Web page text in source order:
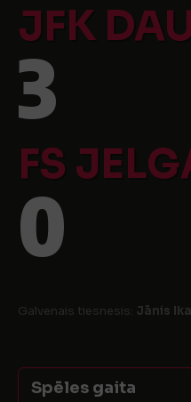
JFK
3
FS
0
Galvenais tiesnesis: Jānis
Spēles gaita